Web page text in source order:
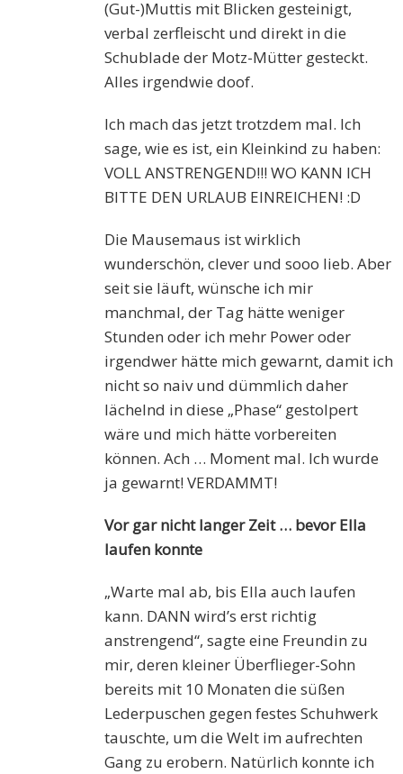
(Gut-)Muttis mit Blicken gesteinigt,
verbal zerfleischt und direkt in die
Schublade der Motz-Mütter gesteckt.
Alles irgendwie doof.
Ich mach das jetzt trotzdem mal. Ich
sage, wie es ist, ein Kleinkind zu haben:
VOLL ANSTRENGEND!!! WO KANN ICH
BITTE DEN URLAUB EINREICHEN! :D
Die Mausemaus ist wirklich
wunderschön, clever und sooo lieb. Aber
seit sie läuft, wünsche ich mir
manchmal, der Tag hätte weniger
Stunden oder ich mehr Power oder
irgendwer hätte mich gewarnt, damit ich
nicht so naiv und dümmlich daher
lächelnd in diese „Phase“ gestolpert
wäre und mich hätte vorbereiten
können. Ach … Moment mal. Ich wurde
ja gewarnt! VERDAMMT!
Vor gar nicht langer Zeit … bevor Ella
laufen konnte
„Warte mal ab, bis Ella auch laufen
kann. DANN wird’s erst richtig
anstrengend“, sagte eine Freundin zu
mir, deren kleiner Überflieger-Sohn
bereits mit 10 Monaten die süßen
Lederpuschen gegen festes Schuhwerk
tauschte, um die Welt im aufrechten
Gang zu erobern. Natürlich konnte ich